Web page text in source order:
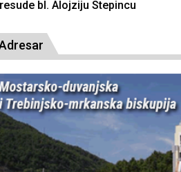
bl. Alojziju Stepincu